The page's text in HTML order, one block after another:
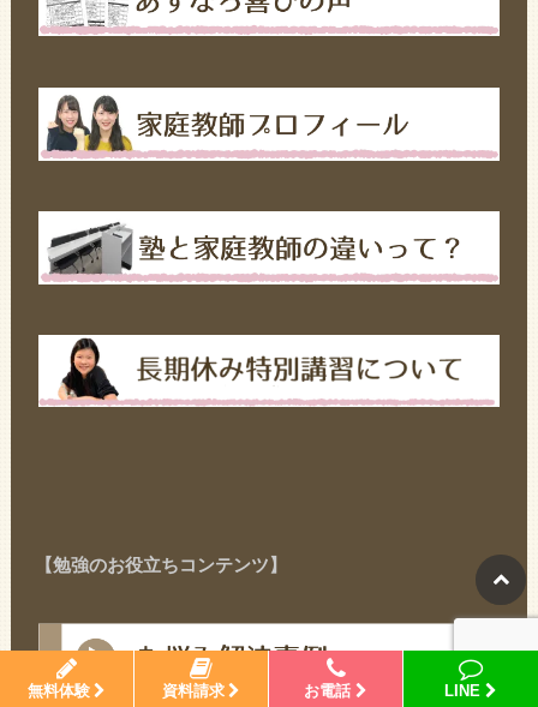
無料体験 資料請求 お電話 LINE
【勉強のお役立ちコンテンツ】